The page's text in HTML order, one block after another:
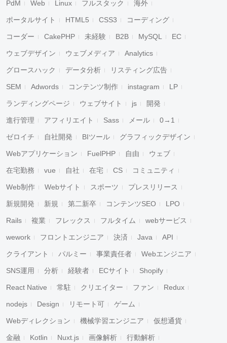
PdM Web Linux フルスタック 海外
ポータルサイト HTML5 CSS3 コーディング
コーダー CakePHP 未経験 B2B MySQL EC
ウェブデザイン ウェブメディア Analytics
グロースハック データ分析 リスティング広告
SEM Adwords コンテンツ制作 instagram LP
ランディングページ ウェブサイト js 開発
進行管理 アフィリエイト Sass メール 0→1
ゼロイチ 自社開発 BIツール グラフィックデザイン
Webアプリケーション FuelPHP 自由 ウェブ
在宅勤務 vue 自社 在宅 CS コミュニティ
Web制作 Webサイト スポーツ プレスリリース
新規開発 新規 第二新卒 コンテンツSEO LPO
Rails 複業 フレックス フルタイム webサービス
wework フロントエンジニア 決済 Java API
クライアント パルミー 事業責任者 Webエンジニア
SNS運用 分析 経験者 ECサイト Shopify
React Native 常駐 クリエイター ファン Redux
nodejs Design リモート可 ゲーム
Webディレクション 機械学習エンジニア 仮想通貨
金融 Kotlin Nuxt.js 画像解析 行動解析